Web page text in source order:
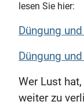
lesen Sie hier:
Düngung
Düngung
Wer Lust
weiter zu